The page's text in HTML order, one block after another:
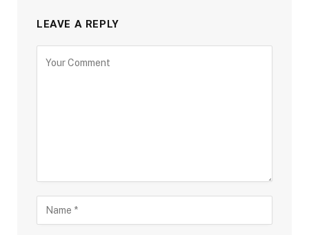
LEAVE A REPLY